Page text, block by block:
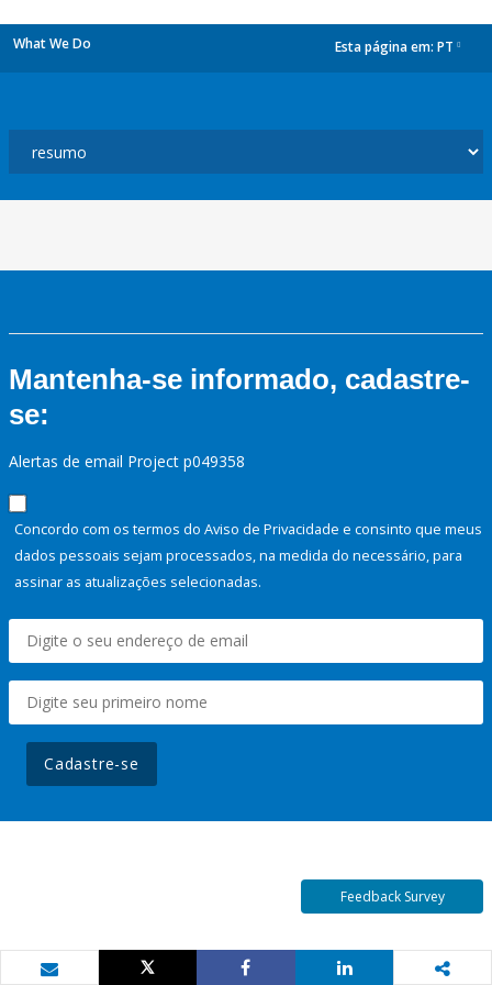
What We Do Esta página em: PT
Mantenha-se informado, cadastre-
se:
Alertas de email Project p049358
Concordo com os termos do Aviso de Privacidade e consinto que meus
dados pessoais sejam processados, na medida do necessário, para
assinar as atualizações selecionadas.
Cadastre-se
Feedback Survey